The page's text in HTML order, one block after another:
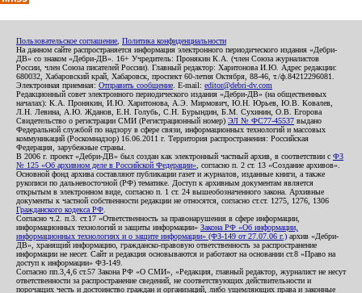
Пользовательское соглашение Политика конфиденциальности
На данном сайте распространяется информация электронного периодического издания «Дебри-
ДВ» со знаком «Дебри-ДВ». 16+ Учредитель: Пронякин К.А. (член Союза журналистов
России, член Союза писателей России). Главный редактор: Харитонова И.Ю. Адрес редакции:
680032, Хабаровский край, Хабаровск, проспект 60-летия Октября, 88-46, т./ф.84212296081.
Электронная приемная: Отправить сообщение . E-mail: editor@debri-dv.com
Редакционный совет электронного периодического издания «Дебри-ДВ» (на общественных
началах): К.А. Пронякин, И.Ю. Харитонова, А.Э. Мирмович, Ю.Н. Юрьев, Ю.В. Ковалев,
Л.Н. Левина, А.Ю. Жданов, Е.Н. Голубь, С.Н. Бурындин, Б.М. Сухинин, О.В. Егорова
Свидетельство о регистрации СМИ (Регистрационный номер) ЭЛ № ФС77-45537 выдано
Федеральной службой по надзору в сфере связи, информационных технологий и массовых
коммуникаций (Роскомнадзор) 16.06.2011 г. Территория распространения: Российская
Федерация, зарубежные страны.
В 2006 г. проект «Дебри-ДВ» был создан как электронный частный архив, в соответствии с ФЗ
№ 125 «Об архивном деле в Российской Федерации» , согласно п. 2 ст. 13 «Создание архивов».
Основной фонд архива составляют публикации газет и журналов, изданные книги, а также
рукописи по дальневосточной (РФ) тематике. Доступ к архивным документам является
открытым в электронном виде, согласно п. 1 ст. 24 вышеобозначенного закона. Архивные
документы к частной собственности редакции не относятся, согласно ст.ст. 1275, 1276, 1306
Гражданского кодекса РФ
Согласно ч.2. п.3. ст.17 «Ответственность за правонарушения в сфере информации,
информационных технологий и защиты информации» Закона РФ «Об информации,
информационных технологиях и о защите информации» (ФЗ-149 от 27.07.06 г.) архив «Дебри-
ДВ», хранящий информацию, гражданско-правовую ответственность за распространение
информации не несет. Сайт и редакция основываются и работают на основании ст.8 «Право на
доступ к информации» ФЗ-149.
Согласно пп.3,4,6 ст.57 Закона РФ «О СМИ», «Редакция, главный редактор, журналист не несут
ответственности за распространение сведений, не соответствующих действительности и
порочащих честь и достоинство граждан и организаций, либо ущемляющих права и законные